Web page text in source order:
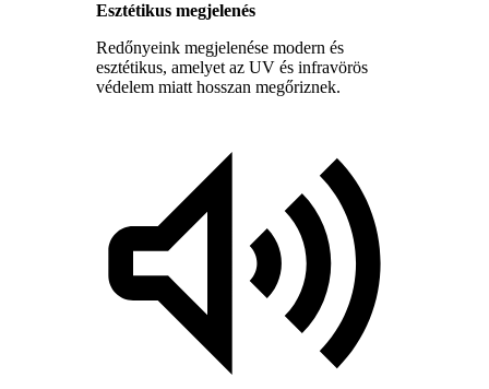
Esztétikus megjelenés
Redőnyeink megjelenése modern és
esztétikus, amelyet az UV és infravörös
védelem miatt hosszan megőriznek.